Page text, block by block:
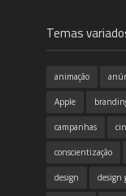
Temas
animação
Apple
campanhas
conscientização
design design